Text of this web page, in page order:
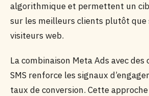
algorithmique et permettent un
sur les meilleurs clients plutôt que
visiteurs web.
La combinaison Meta Ads avec des
SMS renforce les signaux
taux de conversion. Cette